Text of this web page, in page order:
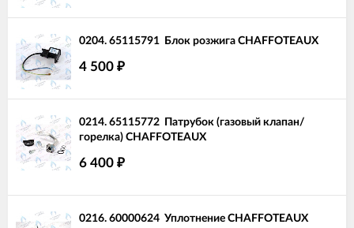
0204. 65115791 Блок розжига CHAFFOTEAUX
4 500 ₽
0214. 65115772 Патрубок (газовый клапан/
горелка) CHAFFOTEAUX
6 400 ₽
0216. 60000624 Уплотнение CHAFFOTEAUX